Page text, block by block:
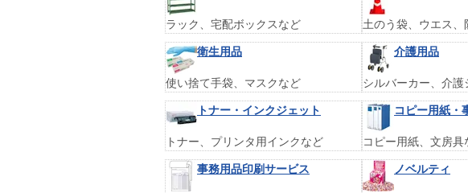
ラック、宅配ボックスなど 土のう袋、ウエス、
衛生用品
使い捨て手袋、マスクなど
介護用品
シルバーカー、介護
トナー・インクジェット
トナー、プリンタ用インクなど
コピー用紙・
コピー用紙、文房具
事務用品印刷サービス ノベルティ